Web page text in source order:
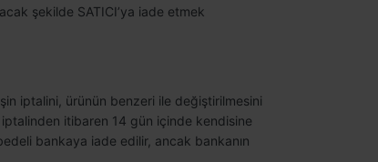
şekilde SATICI’ya iade etmek
iptalini, ürünün benzeri ile değiştirilmesini
itibaren 14 gün içinde kendisine
bankaya iade edilir, ancak bankanın